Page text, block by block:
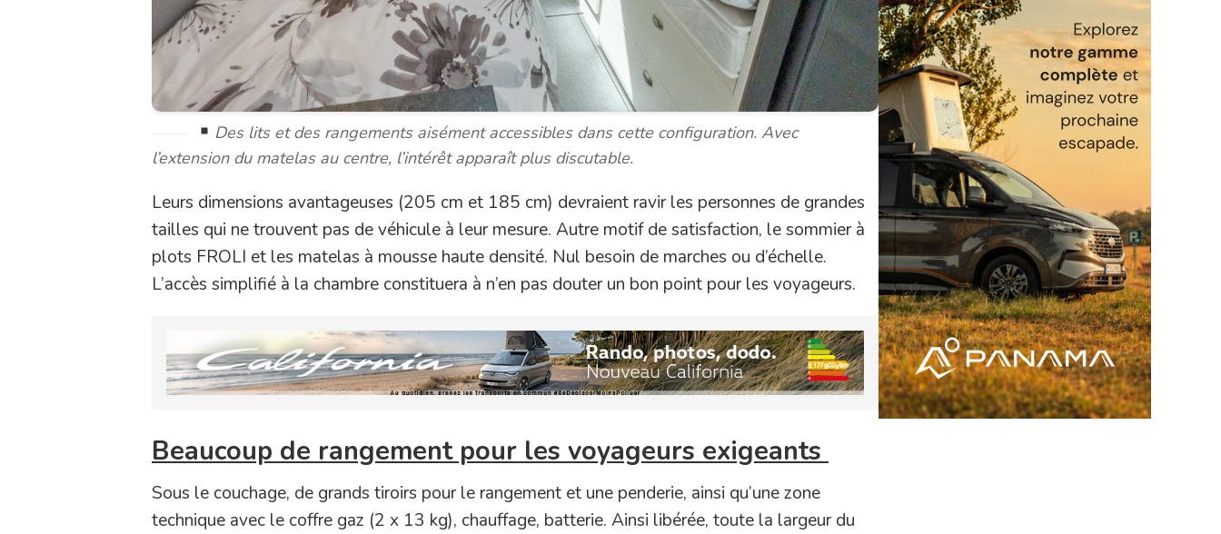
Des lits et des rangements aisément accessibles dans cette configuration. Avec
l’extension du matelas au centre, l’intérêt apparaît plus discutable.
Leurs dimensions avantageuses (205 cm et 185 cm) devraient ravir les personnes de grandes
tailles qui ne trouvent pas de véhicule à leur mesure. Autre motif de satisfaction, le sommier à
plots FROLI et les matelas à mousse haute densité. Nul besoin de marches ou d’échelle.
L’accès simplifié à la chambre constituera à n’en pas douter un bon point pour les voyageurs.
Beaucoup de rangement pour les voyageurs exigeants
Sous le couchage, de grands tiroirs pour le rangement et une penderie, ainsi qu’une zone
technique avec le coffre gaz (2 x 13 kg), chauffage, batterie. Ainsi libérée, toute la largeur du